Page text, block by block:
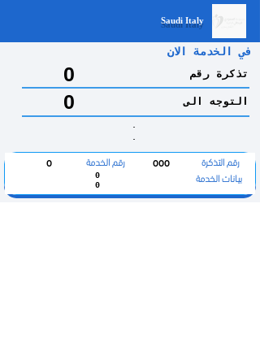
Saudi Italy
في الخدمة الان
0 تذكرة رقم
0 التوجه الى
.
.
0 رقم الخدمة 000 رقم التذكرة
0
0
بيانات الخدمة